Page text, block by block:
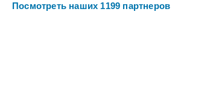
Посмотреть наших 1199 партнеров